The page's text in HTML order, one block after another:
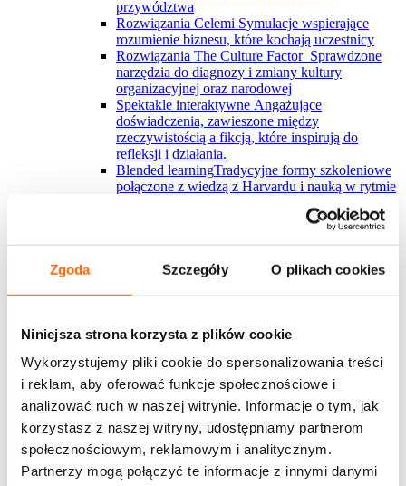
Zgoda Szczegóły O plikach cookies
Niniejsza strona korzysta z plików cookie
Wykorzystujemy pliki cookie do spersonalizowania treści
i reklam, aby oferować funkcje społecznościowe i
analizować ruch w naszej witrynie. Informacje o tym, jak
korzystasz z naszej witryny, udostępniamy partnerom
społecznościowym, reklamowym i analitycznym.
Partnerzy mogą połączyć te informacje z innymi danymi
przywództwa
Rozwiązania Celemi Symulacje wspierające
rozumienie biznesu, które kochają uczestnicy
Rozwiązania The Culture Factor Sprawdzone
narzędzia do diagnozy i zmiany kultury
organizacyjnej oraz narodowej
Spektakle interaktywne Angażujące
doświadczenia, zawieszone między
rzeczywistością a fikcją, które inspirują do
refleksji i działania.
Blended learningTradycyjne formy szkoleniowe
połączone z wiedzą z Harvardu i nauką w rytmie
Nowy warsztat, którego
którego uczestnicy stają się częścią
interaktywny o mechanizmach nadużywania
Development CenterPoznaj autorskie podejście
kluczowych grup pracowmików
Marka osobista w organizacjiSzkolenie dotyczy
budowania marki osobistej wewnątrz
organizacji/zespole w jakiej pracuje uczestnik
Zobacz więcej
Wszystkie rozwiązania House of Skills